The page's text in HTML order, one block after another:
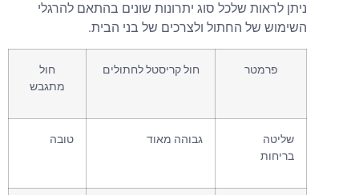
ניתן לראות שלכל סוג יתרונות שונים בהתאם להרגלי
השימוש של החתול ולצרכים של בני הבית.
חול קריסטל לחתולים
חול
גבוהה מאוד